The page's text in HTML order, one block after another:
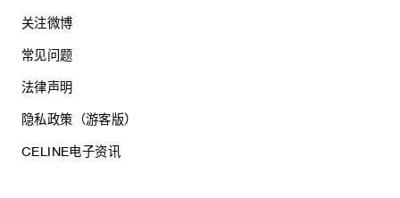
关注微博
常见问题
法律声明
隐私政策（游客版）
CELINE电子资讯